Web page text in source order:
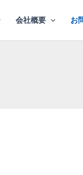
会社概要 お